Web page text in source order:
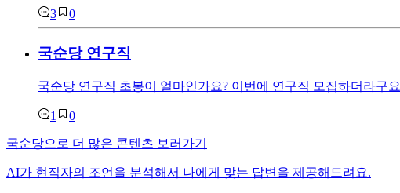
3 0
국순당연구직
국순당 연구직 초봉이 얼마인가요? 이번에 연구직 모집하더라구요
1 0
국순당으로 더 많은 콘텐츠 보러가기
AI가 현직자의 조언을 분석해서 나에게 맞는 답변을 제공해드려요.